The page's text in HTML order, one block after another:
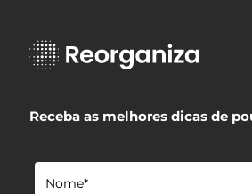
Receba as melhores dicas de